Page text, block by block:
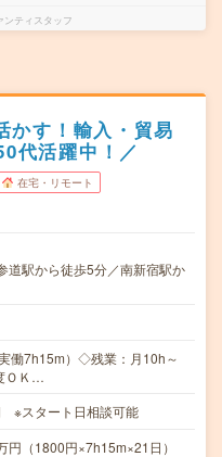
ンティスタッフ
かす！輸入・貿易
代活躍中！／
在宅・リモート
道駅から徒歩5分／南新宿駅か
働7h15m）◇残業：月10h～
ＯＫ…
※スタート日相談可能
（1800円×7h15m×21日）